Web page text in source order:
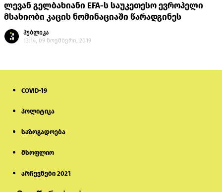
ლევან გელბახიანი EFA-ს საუკეთესო ევროპელი
მსახიობი კაცის ნომინაციაში წარადგინეს
პუბლიკა
13:14, 09 ნოემბერი, 2019
COVID-19
პოლიტიკა
საზოგადოება
მსოფლიო
არჩევნები 2021